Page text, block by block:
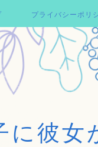
プライバシーポリ
彼女